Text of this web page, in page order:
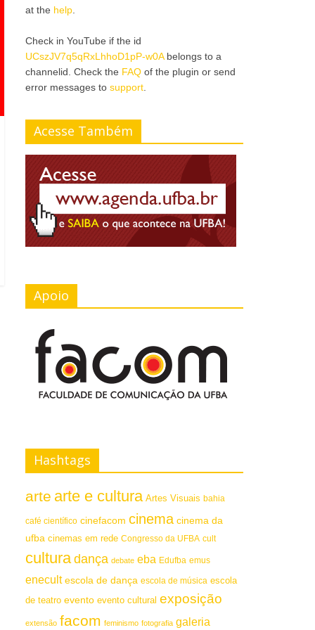
at the help
Check in YouTube if the id
UCszJV7q5qRxLhhoD1pP-w0Abelongs to a
channelid. Check the FAQ of the plugin or send
error messages to support
Acesse Também
Apoio
Hashtags
arte arte e cultura Artes Visuais bahia
café científico cinefacom cinema cinema da
ufba cinemas em rede Congresso da UFBA cult
cultura dança debate eba Edufba emus
enecult escola de dança escola de música escola
de teatro evento evento cultural exposição
extensão facom feminismo fotografia galeria